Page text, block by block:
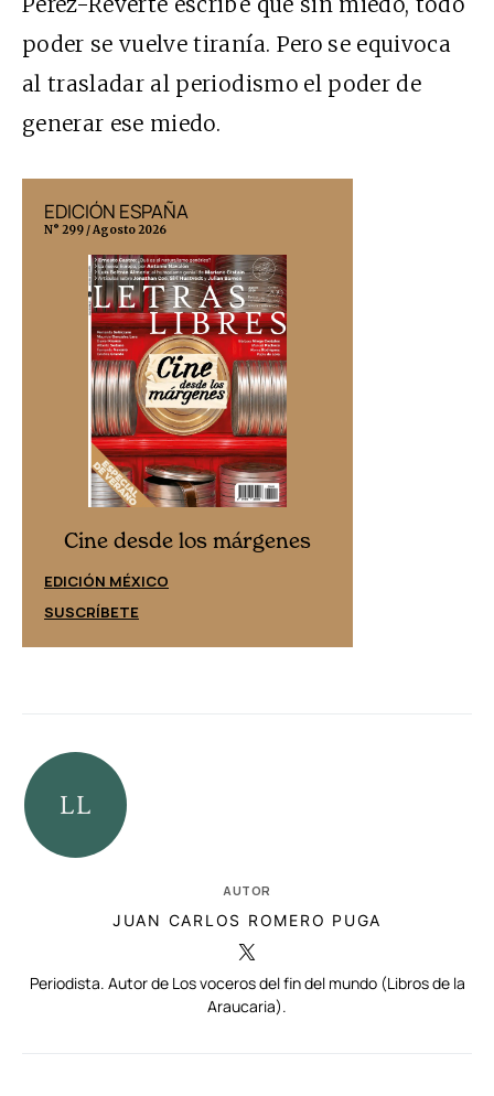
poder se vuelve tiranía. Pero se equivoca
al trasladar al periodismo el poder de
generar ese miedo.
EDICIÓN ESPAÑA
N° 299 / Agosto 2026
Cine desde los márgenes
EDICIÓN MÉXICO
SUSCRÍBETE
AUTOR
JUAN CARLOS ROMERO PUGA
Periodista. Autor de Los voceros del fin del mundo (Libros de la
Araucaria).